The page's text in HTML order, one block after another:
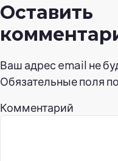
Оставить
Ваш адрес email не
Обязательные поля
Комментарий